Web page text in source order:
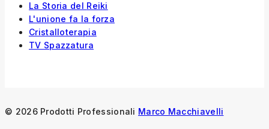
La Storia del Reiki
L'unione fa la forza
Cristalloterapia
TV Spazzatura
© 2026 Prodotti Professionali Marco Macchiavelli